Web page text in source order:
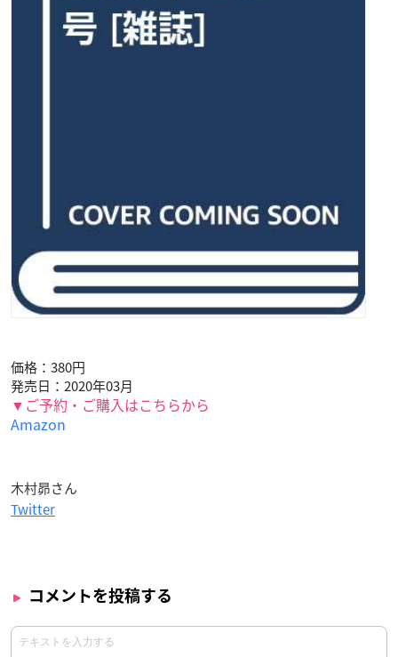
価格：380円
発売日：2020年03月
▼ご予約・ご購入はこちらから
Amazon
木村昴さん
Twitter
コメントを投稿する